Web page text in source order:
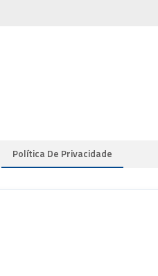
Política De Privacidade